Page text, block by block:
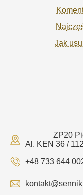
Jak
ZP20
Al. KEN 36 /
+48 733 644